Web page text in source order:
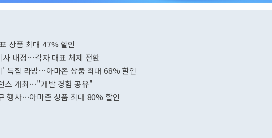
상품 최대 47% 할인
사 내정…각자 대표 체제 전환
' 특집 라방…아마존 상품 최대 68% 할인
스 개최…"개발 경험 공유"
행사…아마존 상품 최대 80% 할인